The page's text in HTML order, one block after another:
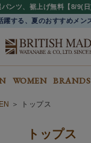
ンツ、裾上げ無料【8/9(日
躍する、夏のおすすめメン
WOMEN BRANDS
トップス
トップス